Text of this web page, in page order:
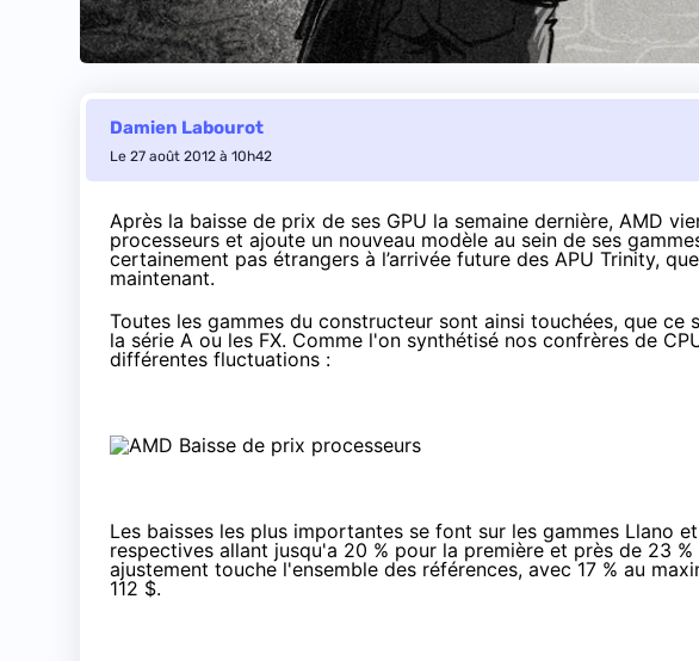
Damien Labourot
Le 27 août 2012 à 10h42
Après la baisse de prix de ses GPU la semaine dernière, AMD
processeurs et ajoute un nouveau modèle au sein de ses
certainement pas étrangers à l’arrivée future des APU Trinity,
maintenant.
Toutes les gammes du constructeur sont ainsi touchées, que ce
la série A ou les FX. Comme l'on synthétisé nos confrères de
différentes fluctuations :
Les baisses les plus importantes se font sur les gammes Llano
respectives allant jusqu'a 20 % pour la première et près de 23
ajustement touche l'ensemble des références, avec 17 % au
112 $.